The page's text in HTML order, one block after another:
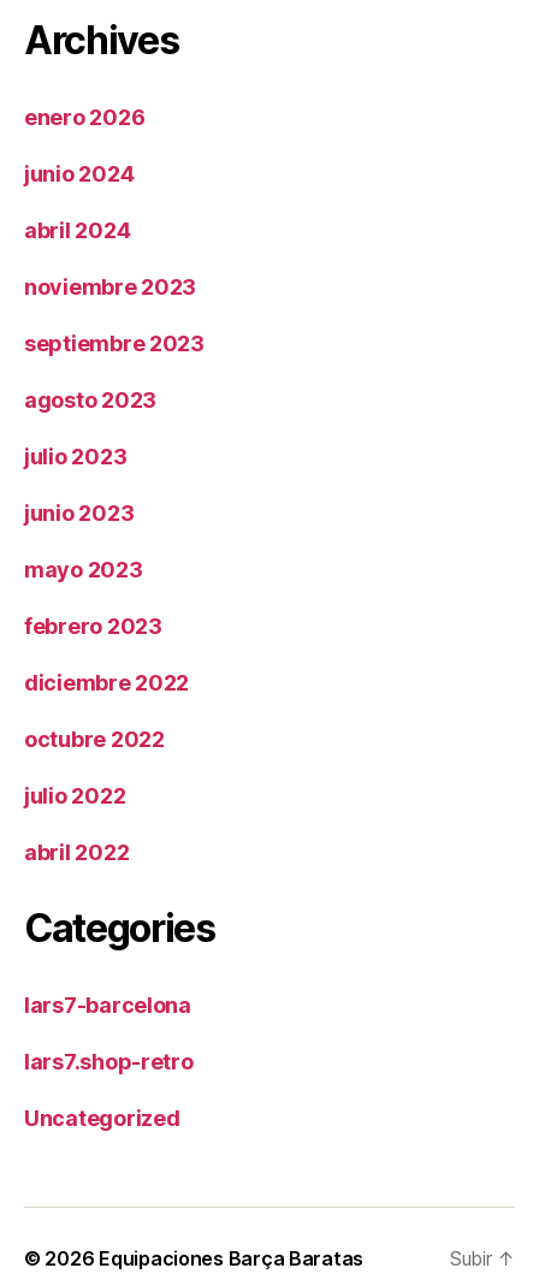
Archives
enero 2026
junio 2024
abril 2024
noviembre 2023
septiembre 2023
agosto 2023
julio 2023
junio 2023
mayo 2023
febrero 2023
diciembre 2022
octubre 2022
julio 2022
abril 2022
Categories
lars7-barcelona
lars7.shop-retro
Uncategorized
© 2026 Equipaciones Barça Baratas Subir ↑